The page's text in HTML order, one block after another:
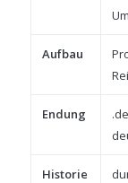
Aufbau
Endung
Historie